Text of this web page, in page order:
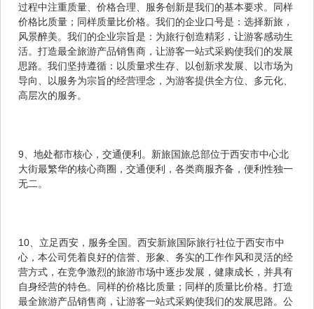
过程中注重质量、价格合理、服务创新是我们的基本要求。同样
价格比质量；同样质量比价格。我们的企业口号是：选择新旅，
风景醉美。我们的企业宗旨是：为旅行创造精彩，让游客感动生
活。打造最全旅游产品销售商，让游客一站式采购使我们的发展
思路。我们坚持遵循：以质量求生存、以创新求发展、以市场为
导向、以服务为宗旨的经营理念，为游客提供全方位、多元化、
高层次的服务。
9、地处都市核心，交通便利。新旅国旅总部位于西安市中心北
大街最繁华的核心商圈，交通便利，各类商服齐备，便利性独一
无二。
10、立足西安，服务全国。西安新旅国际旅行社位于西安市中
心，本公司凭着良好的信誉、形象、务实的工作作风和灵活的经
营方式，在竞争激烈的旅游市场中逐步发展，健康成长，并具有
自身经营的特色。同样的价格比质量；同样的质量比价格。打造
最全旅游产品销售商，让游客一站式采购使我们的发展思路。公